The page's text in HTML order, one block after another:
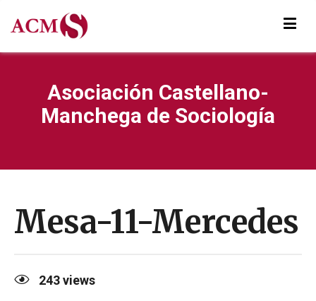
Asociación Castellano-
Manchega de Sociología
Mesa-11-Mercedes
243views